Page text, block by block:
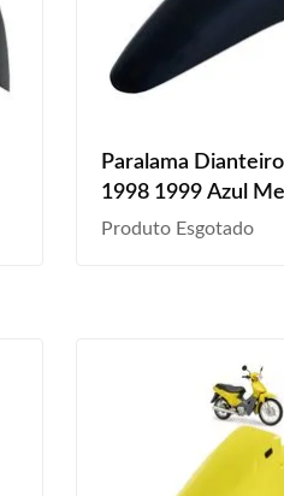
Paralama
1998 1999 Azul
Produto Esgotado